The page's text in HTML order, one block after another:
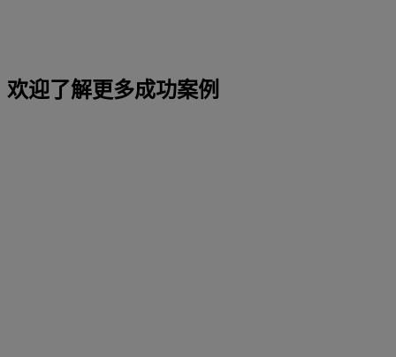
欢迎了解更多成功案例